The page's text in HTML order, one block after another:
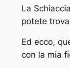
La
potete
Ed ecco,
con la mia